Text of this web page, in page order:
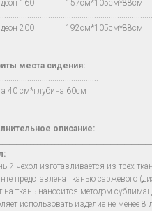
160
200
места сидения:
40 см*глубина 60см
описание:
:
чехол изготавливается из трёх
представлена тканью саржевого
на ткань наносится методом
использовать изделие не менее 8